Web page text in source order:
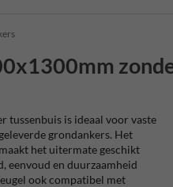
tussenbuis is ideaal voor vaste
grondankers. Het
het uitermate geschikt
eenvoud en duurzaamheid
ook compatibel met